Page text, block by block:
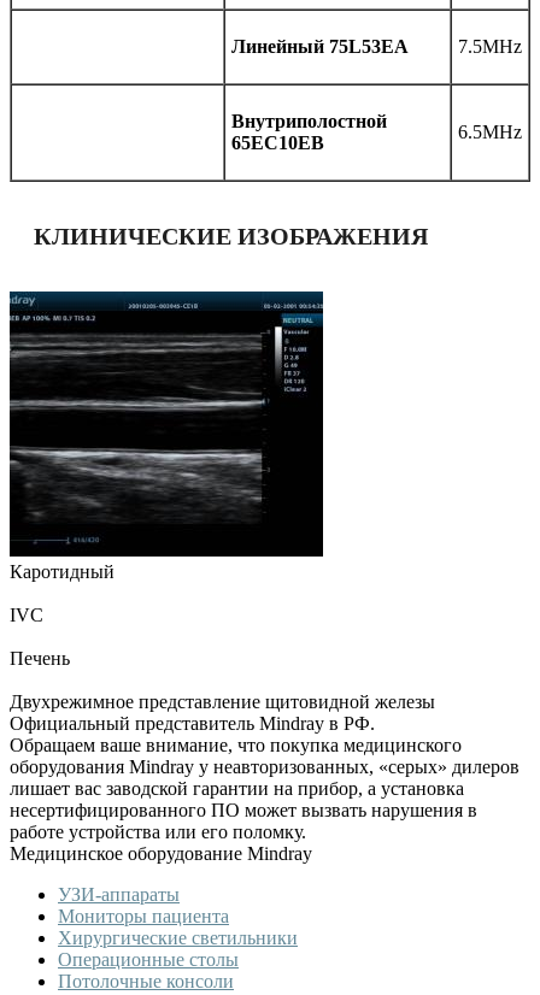
Линейный 75L53EA 7.5MHz
Внутриполостной
65EC10EB
6.5MHz
КЛИНИЧЕСКИЕ ИЗОБРАЖЕНИЯ
Каротидный
IVC
Печень
Двухрежимное представление щитовидной железы
Официальный представитель Mindray в РФ.
Обращаем ваше внимание, что покупка медицинского
оборудования Mindray у неавторизованных, «серых» дилеров
лишает вас заводской гарантии на прибор, а установка
несертифицированного ПО может вызвать нарушения в
работе устройства или его поломку.
Медицинское оборудование Mindray
УЗИ-аппараты
Мониторы пациента
Хирургические светильники
Операционные столы
Потолочные консоли